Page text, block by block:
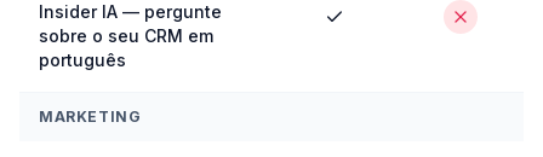
Insider IA — pergunte
sobre o seu CRM em
português
MARKETING